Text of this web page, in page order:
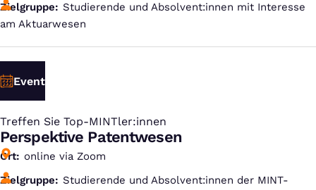
Zielgruppe
Studierende und Absolvent:innen mit Interesse
am Aktuarwesen
Event
Treffen Sie Top-MINTler:innen
:
Perspektive Patentwesen
Ort
online via Zoom
Zielgruppe
Studierende und Absolvent:innen der MINT-